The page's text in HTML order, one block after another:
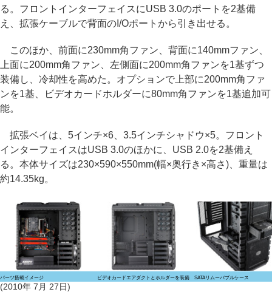
る。フロントインターフェイスにUSB 3.0のポートを2基備
え、拡張ケーブルで背面のI/Oポートから引き出せる。
このほか、前面に230mm角ファン、背面に140mmファン、
上面に200mm角ファン、左側面に200mm角ファンを1基ずつ
装備し、冷却性を高めた。オプションで上部に200mm角ファ
ンを1基、ビデオカードホルダーに80mm角ファンを1基追加可
能。
拡張ベイは、5インチ×6、3.5インチシャドウ×5。フロント
インターフェイスはUSB 3.0のほかに、USB 2.0を2基備え
る。本体サイズは230×590×550mm(幅×奥行き×高さ)、重量は
約14.35kg。
パーツ搭載イメージ ビデオカードエアダクトとホルダーを装備 SATAリムーバブルケース
(2010年 7月 27日)